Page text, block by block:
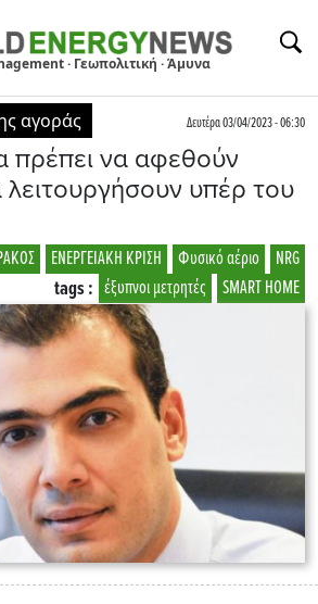
· Γεωπολιτική · Άμυνα
αγοράς Δευτέρα 03/04/2023 - 06:30
πρέπει να αφεθούν
υπέρ του
NRG
Φυσικό αέριο
ΕΝΕΡΓΕΙΑΚΗ ΚΡΙΣΗ
SMART HOME
έξυπνοι μετρητές
tags :